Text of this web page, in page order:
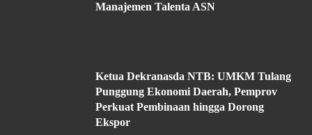
Manajemen Talenta ASN
Ketua Dekranasda NTB: UMKM Tulang
Punggung Ekonomi Daerah, Pemprov
Perkuat Pembinaan hingga Dorong
Ekspor